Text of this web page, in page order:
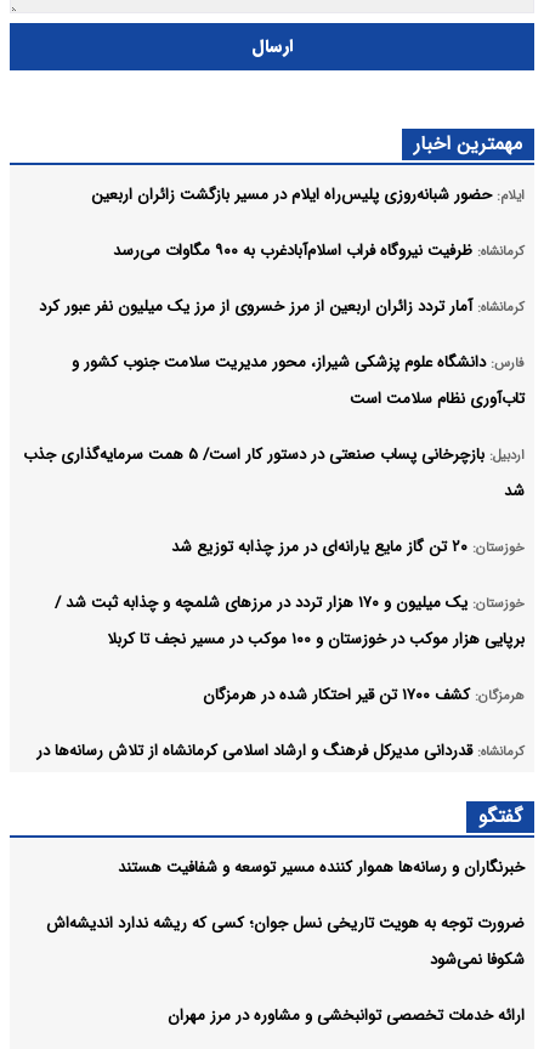
ارسال
مهمترین اخبار
ایلام: حضور شبانه‌روزی پلیس‌راه ایلام در مسیر بازگشت زائران اربعین
کرمانشاه: ظرفیت نیروگاه فراب اسلام‌آبادغرب به ۹۰۰ مگاوات می‌رسد
کرمانشاه: آمار تردد زائران اربعین از مرز خسروی از مرز یک میلیون نفر عبور کرد
فارس: دانشگاه علوم پزشکی شیراز، محور مدیریت سلامت جنوب کشور و
تاب‌آوری نظام سلامت است
اردبیل:
بازچرخانی پساب صنعتی در دستور کار است/ ۵ همت سرمایه‌گذاری جذب
شد
خوزستان: ۲۰ تن گاز مایع یارانه‌ای در مرز چذابه توزیع شد
خوزستان:
یک میلیون و ۱۷۰ هزار تردد در مرزهای شلمچه و چذابه ثبت شد /
برپایی هزار موکب در خوزستان و ۱۰۰ موکب در مسیر نجف تا کربلا
هرمزگان: کشف ۱۷۰۰ تن قیر احتکار شده در هرمزگان
کرمانشاه: قدردانی مدیرکل فرهنگ و ارشاد اسلامی کرمانشاه از تلاش رسانه‌ها در
هرمزگان: فرصت دوباره برای غایبان امتحانات نهایی در هرمزگان
گفتگو
خبرنگاران و رسانه‌ها هموار کننده مسیر توسعه و شفافیت هستند
ضرورت توجه به هویت تاریخی نسل جوان؛ کسی که ریشه ندارد اندیشه‌اش
شکوفا نمی‌شود
ارائه خدمات تخصصی توانبخشی و مشاوره در مرز مهران